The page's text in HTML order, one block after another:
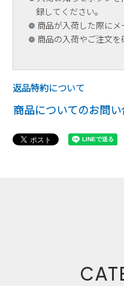
録してください。
商品が入荷した際にメ
商品の入荷やご注文を
返品特約について
商品についてのお問